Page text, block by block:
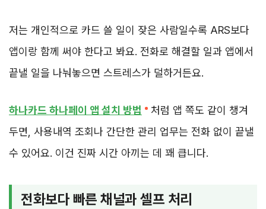
저는 개인적으로 카드 쓸 일이 잦은 사람일수록 ARS보다
앱이랑 함께 써야 한다고 봐요. 전화로 해결할 일과 앱에서
끝낼 일을 나눠놓으면 스트레스가 덜하거든요.
하나카드 하나페이 앱 설치 방법
처럼 앱 쪽도 같이 챙겨
두면, 사용내역 조회나 간단한 관리 업무는 전화 없이 끝낼
수 있어요. 이건 진짜 시간 아끼는 데 꽤 큽니다.
전화보다 빠른 채널과 셀프 처리